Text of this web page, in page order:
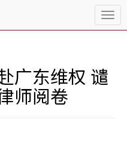
T
o
e
n
广东维权 谴
师阅卷